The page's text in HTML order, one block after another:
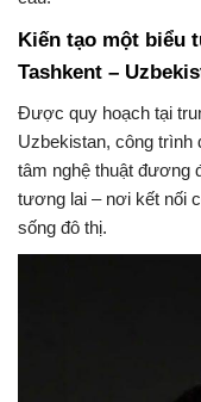
Kiến tạo một biểu
Tashkent –
Được quy hoạch tại
Uzbekistan, công
tâm nghệ thuật đương
tương lai – nơi kết nối
sống đô thị.